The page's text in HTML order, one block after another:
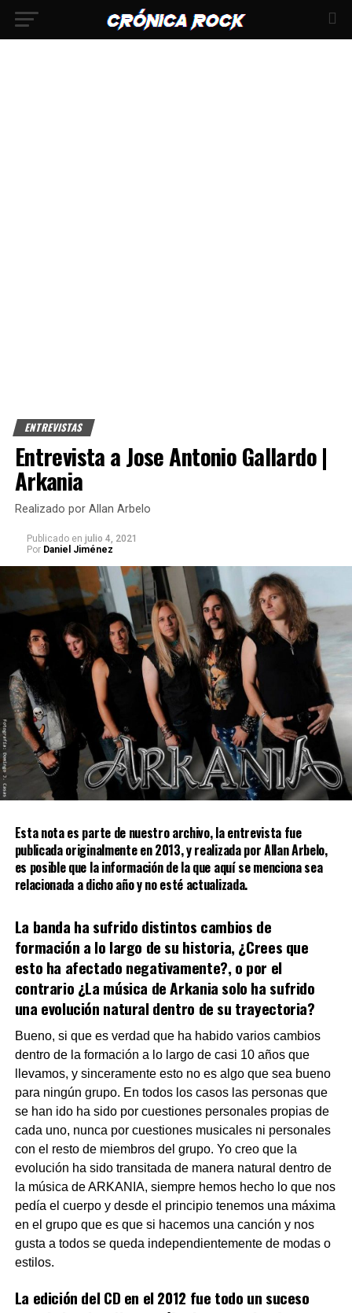
ENTREVISTAS
Entrevista a Jose Antonio Gallardo |
Arkania
Realizado por Allan Arbelo
Publicado en julio 4, 2021
Por Daniel Jiménez
Esta nota es parte de nuestro archivo, la entrevista fue
publicada originalmente en 2013, y realizada por Allan Arbelo,
es posible que la información de la que aquí se menciona sea
relacionada a dicho año y no esté actualizada.
La banda ha sufrido distintos cambios de
formación a lo largo de su historia, ¿Crees que
esto ha afectado negativamente?, o por el
contrario ¿La música de Arkania solo ha sufrido
una evolución natural dentro de su trayectoria?
Bueno, si que es verdad que ha habido varios cambios
dentro de la formación a lo largo de casi 10 años que
llevamos, y sinceramente esto no es algo que sea bueno
para ningún grupo. En todos los casos las personas que
se han ido ha sido por cuestiones personales propias de
cada uno, nunca por cuestiones musicales ni personales
con el resto de miembros del grupo. Yo creo que la
evolución ha sido transitada de manera natural dentro de
la música de ARKANIA, siempre hemos hecho lo que nos
pedía el cuerpo y desde el principio tenemos una máxima
en el grupo que es que si hacemos una canción y nos
gusta a todos se queda independientemente de modas o
estilos.
La edición del CD en el 2012 fue todo un suceso